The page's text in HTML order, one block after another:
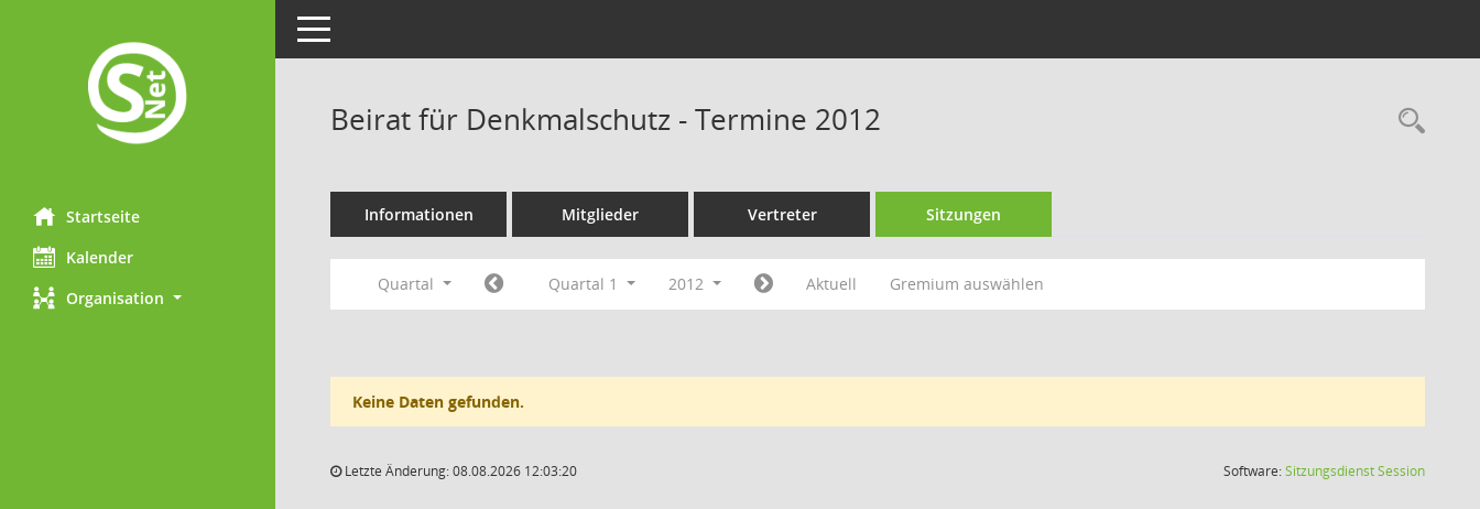
Startseite
Kalender
Organisation
Toggle navigation
Beirat für Denkmalschutz - Termine 2012
Informationen Mitglieder Vertreter Sitzungen
Quartal Quartal 1 2012 Aktuell Gremium auswählen
Keine Daten gefunden.
Letzte Änderung: 08.08.2026 12:03:20 Software:SitzungsdienstSession(Wird in